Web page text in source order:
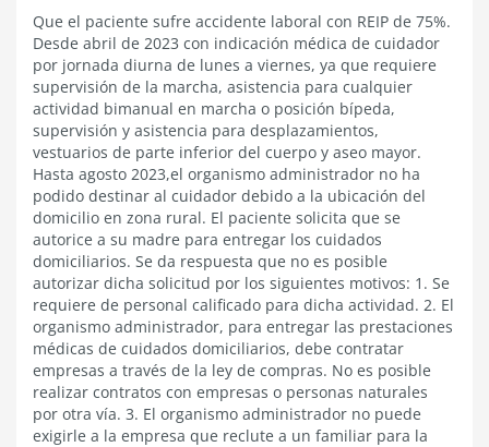
Que el paciente sufre accidente laboral con REIP de 75%.
Desde abril de 2023 con indicación médica de cuidador
por jornada diurna de lunes a viernes, ya que requiere
supervisión de la marcha, asistencia para cualquier
actividad bimanual en marcha o posición bípeda,
supervisión y asistencia para desplazamientos,
vestuarios de parte inferior del cuerpo y aseo mayor.
Hasta agosto 2023,el organismo administrador no ha
podido destinar al cuidador debido a la ubicación del
domicilio en zona rural. El paciente solicita que se
autorice a su madre para entregar los cuidados
domiciliarios. Se da respuesta que no es posible
autorizar dicha solicitud por los siguientes motivos: 1. Se
requiere de personal calificado para dicha actividad. 2. El
organismo administrador, para entregar las prestaciones
médicas de cuidados domiciliarios, debe contratar
empresas a través de la ley de compras. No es posible
realizar contratos con empresas o personas naturales
por otra vía. 3. El organismo administrador no puede
exigirle a la empresa que reclute a un familiar para la